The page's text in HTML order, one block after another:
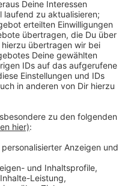
gestärkt werden,
importiert und über weite
müssen. Nach Angaben
jedes Jahr mehrere
Zugleich ist die
in den
Genau an
und Gemüse
Schweineställe eignen
sie solide gebaut und
Gebäude